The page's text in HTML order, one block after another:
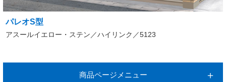
パレオS型
アスールイエロー・ステン／ハイリンク／5123
商品ページメニュー